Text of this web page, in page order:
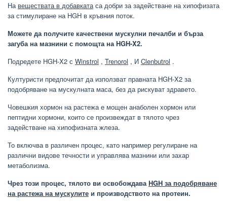
На веществата в добавкатаса добри за задействане на хипофизата
за стимулиране на HGH в кръвния поток.
Можете да получите качествени мускулни печалби и бърза
загуба на мазнини с помощта на HGH-X2.
Подредете HGH-X2 с Winstrol , Trenorol , И Clenbutrol .
Културисти предпочитат да използват правната HGH-X2 за
подобряване на мускулната маса, без да рискуват здравето.
Човешкия хормон на растежа е мощен анаболен хормон или
пептидни хормони, които се произвеждат в тялото чрез
задействане на хипофизната жлеза.
То включва в различен процес, като например регулиране на
различни видове течности и управлява мазнини или захар
метаболизма.
Чрез този процес, тялото ви освобождаваHGH за подобряване
на растежа на мускулите и производството на протеин.